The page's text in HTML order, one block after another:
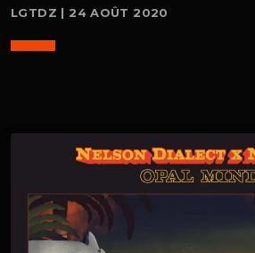
LGTDZ | 24 AOÛT 2020